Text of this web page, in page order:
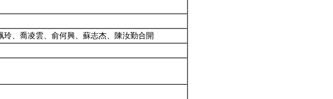
、喬凌雲、俞何興、蘇志杰、陳汝勤合開